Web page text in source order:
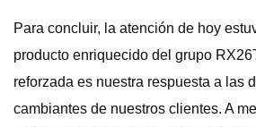
Para concluir, la atención de hoy
producto enriquecido del grupo
reforzada es nuestra respuesta a las
cambiantes de nuestros clientes. A